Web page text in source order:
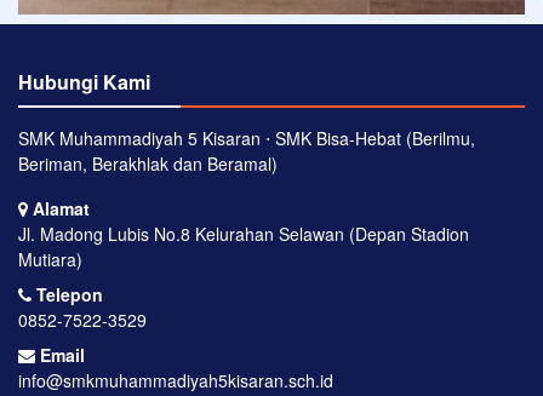
Hubungi Kami
SMK Muhammadiyah 5 Kisaran ⋅ SMK Bisa-Hebat (Berilmu,
Beriman, Berakhlak dan Beramal)
Alamat
Jl. Madong Lubis No.8 Kelurahan Selawan (Depan Stadion
Mutiara)
Telepon
0852-7522-3529
Email
info@smkmuhammadiyah5kisaran.sch.id